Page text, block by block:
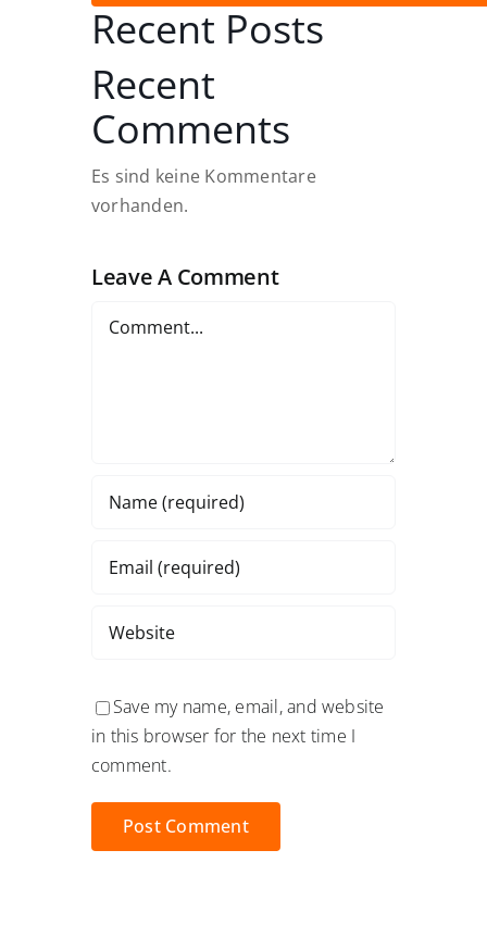
Recent Posts
Recent
Comments
Es sind keine Kommentare
vorhanden.
Leave A Comment
Save my name, email, and website
in this browser for the next time I
comment.